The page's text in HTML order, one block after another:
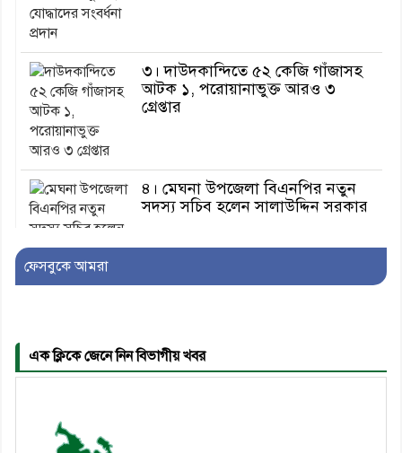
৩। দাউদকান্দিতে ৫২ কেজি গাঁজাসহ
আটক ১, পরোয়ানাভুক্ত আরও ৩
গ্রেপ্তার
৪। মেঘনা উপজেলা বিএনপির নতুন
সদস্য সচিব হলেন সালাউদ্দিন সরকার
৫। জেলা পুলিশ সুপার থেকে সম্মাননা
ফেসবুকে আমরা
এক ক্লিকে জেনে নিন বিভাগীয় খবর